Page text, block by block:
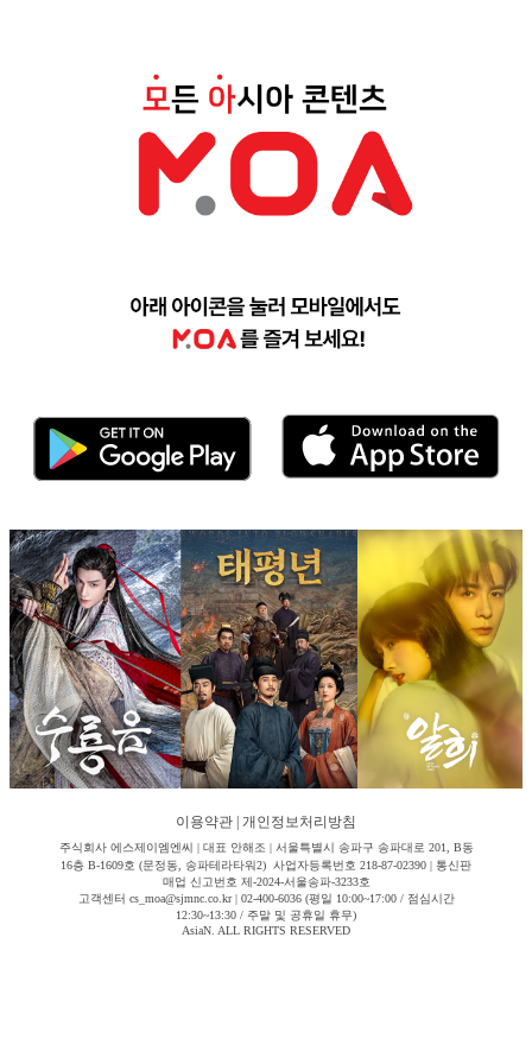
이용약관 개인정보처리방침
주식회사 에스제이엠엔씨 | 대표 안해조 | 서울특별시 송파구 송파대로 201, B동
16층 B-1609호 (문정동, 송파테라타워2) 사업자등록번호 218-87-02390 | 통신판
매업 신고번호 제-2024-서울송파-3233호
고객센터 cs_moa@sjmnc.co.kr | 02-400-6036 (평일 10:00~17:00 / 점심시간
12:30~13:30 / 주말 및 공휴일 휴무)
AsiaN. ALL RIGHTS RESERVED